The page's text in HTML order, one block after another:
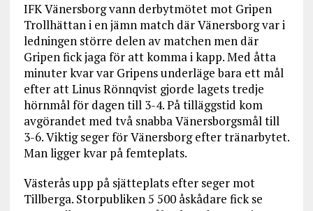
IFK Vänersborg vann derbytmötet mot Gripen
Trollhättan i en jämn match där Vänersborg var i
ledningen större delen av matchen men där
Gripen fick jaga för att komma i kapp. Med åtta
minuter kvar var Gripens underläge bara ett mål
efter att Linus Rönnqvist gjorde lagets tredje
hörnmål för dagen till 3-4. På tilläggstid kom
avgörandet med två snabba Vänersborgsmål till
3-6. Viktig seger för Vänersborg efter tränarbytet.
Man ligger kvar på femteplats.
Västerås upp på sjätteplats efter seger mot
Tillberga. Storpubliken 5 500 åskådare fick se